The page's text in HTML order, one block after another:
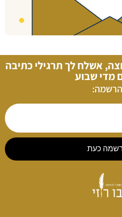
אשלח לך תרגילי כתיבה
מדי שבוע
כעת